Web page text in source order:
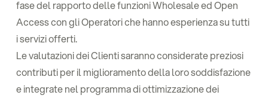
fase del rapporto delle funzioni Wholesale ed Open
Access con gli Operatori che hanno esperienza su tutti
i servizi offerti.
Le valutazioni dei Clienti saranno considerate preziosi
contributi per il miglioramento della loro soddisfazione
e integrate nel programma di ottimizzazione dei